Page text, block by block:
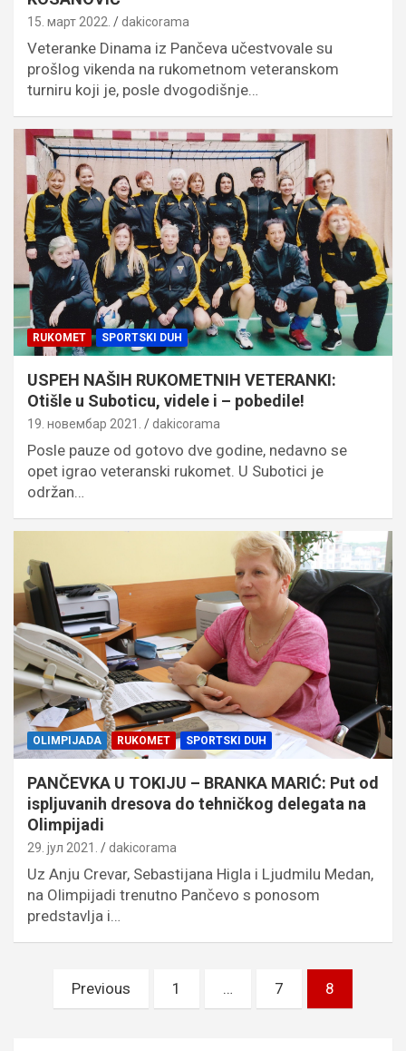
15. март 2022. dakicorama
Veteranke Dinama iz Pančeva učestvovale su
prošlog vikenda na rukometnom veteranskom
turniru koji je, posle dvogodišnje…
RUKOMET SPORTSKI DUH
USPEH NAŠIH RUKOMETNIH VETERANKI:
Otišle u Suboticu, videle i – pobedile!
19. новембар 2021. dakicorama
Posle pauze od gotovo dve godine, nedavno se
opet igrao veteranski rukomet. U Subotici je
održan…
OLIMPIJADA RUKOMET SPORTSKI DUH
PANČEVKA U TOKIJU – BRANKA MARIĆ: Put od
ispljuvanih dresova do tehničkog delegata na
Olimpijadi
29. јул 2021. dakicorama
Uz Anju Crevar, Sebastijana Higla i Ljudmilu Medan,
na Olimpijadi trenutno Pančevo s ponosom
predstavlja i…
Пагинација
чланака
Previous 1 … 7 8